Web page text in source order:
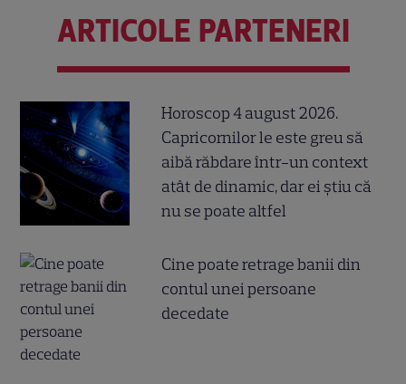
ARTICOLE PARTENERI
Horoscop 4 august 2026.
Capricornilor le este greu să
aibă răbdare într-un context
atât de dinamic, dar ei știu că
nu se poate altfel
Cine poate retrage banii din
contul unei persoane
decedate